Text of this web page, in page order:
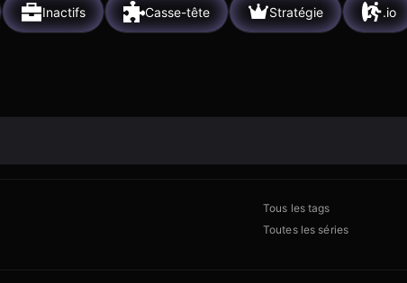
Inactifs Casse-tête Stratégie .io
Tous les tags
Toutes les séries